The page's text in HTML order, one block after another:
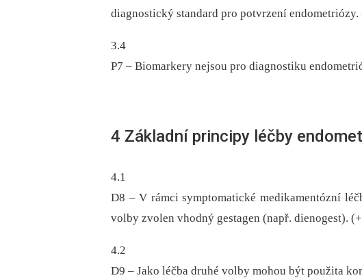
diagnostický standard pro potvrzení endometriózy.
3.4
P7 –⁠ Biomarkery nejsou pro diagnostiku
4 Základní principy léčby
4.1
D8 –⁠ V rámci symptomatické medikamentózní
volby zvolen vhodný gestagen (např. dienogest).
4.2
D9 –⁠ Jako léčba druhé volby mohou být použita